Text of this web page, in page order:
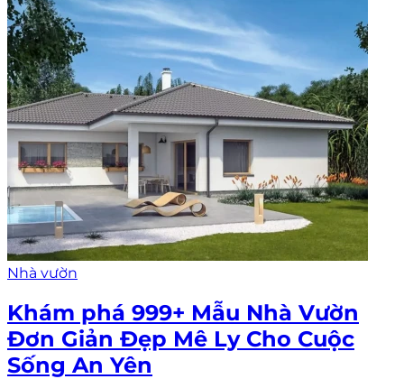
Nhà vườn
Khám phá 999+ Mẫu Nhà Vườn
Đơn Giản Đẹp Mê Ly Cho Cuộc
Sống An Yên